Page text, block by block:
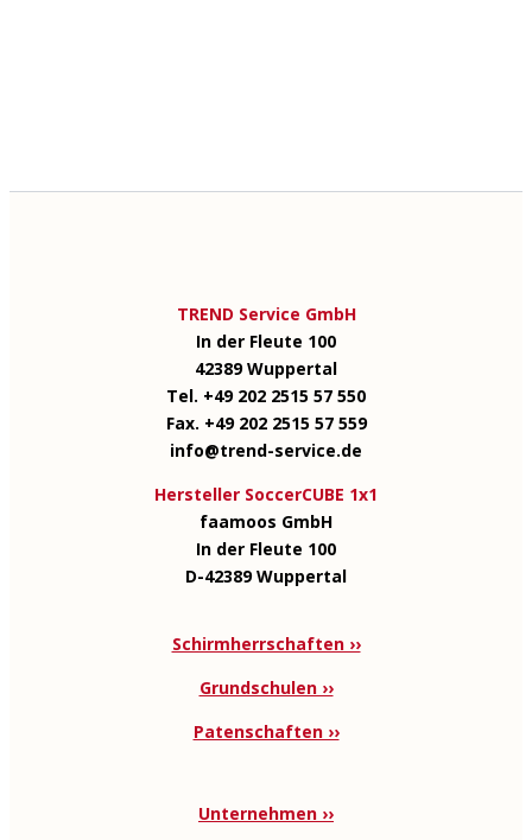
TREND Service GmbH
In der Fleute 100
42389 Wuppertal
Tel. +49 202 2515 57 550
Fax. +49 202 2515 57 559
info@trend-service.de
Hersteller SoccerCUBE 1x1
faamoos GmbH
In der Fleute 100
D-42389 Wuppertal
Schirmherrschaften ››
Grundschulen ››
Patenschaften ››
Unternehmen ››